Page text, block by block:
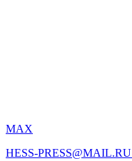
MAX
HESS-PRESS@MAIL.RU